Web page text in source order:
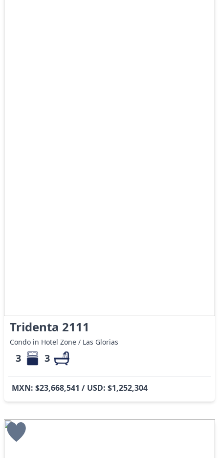
Tridenta 2111
Condo in Hotel Zone / Las Glorias
3 3
MXN: $23,668,541 / USD: $1,252,304